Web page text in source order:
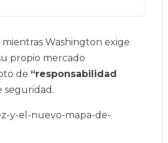
Washington exige
propio mercado
de “responsabilidad
seguridad.
y-el-nuevo-mapa-de-